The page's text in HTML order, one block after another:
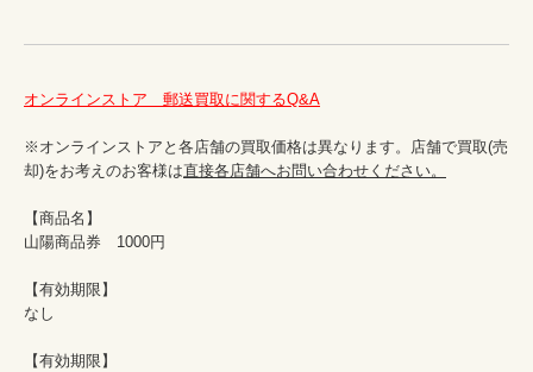
オンラインストア　郵送買取に関するQ&A
※オンラインストアと各店舗の買取価格は異なります。店舗で買取(売
却)をお考えのお客様は直接各店舗へお問い合わせください。
【商品名】
山陽商品券　1000円
【有効期限】
なし
【有効期限】